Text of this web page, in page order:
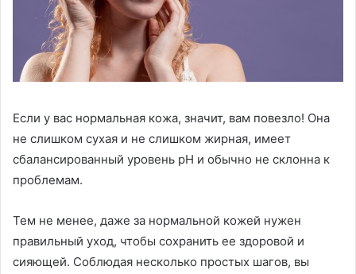
Если у вас нормальная кожа, значит, вам повезло! Она
не слишком сухая и не слишком жирная, имеет
сбалансированный уровень pH и обычно не склонна к
проблемам.
Тем не менее, даже за нормальной кожей нужен
правильный уход, чтобы сохранить ее здоровой и
сияющей. Соблюдая несколько простых шагов, вы